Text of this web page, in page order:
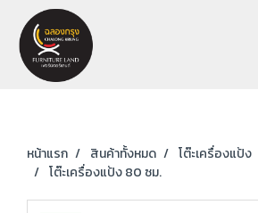
หน้าแรก สินค้าทั้งหมด
โต๊ะเครื่องแป้ง
โต๊ะเครื่องแป้ง 80 ซม.